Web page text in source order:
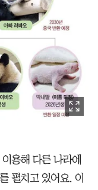
용해 다른 나라에
펼치고 있어요. 이